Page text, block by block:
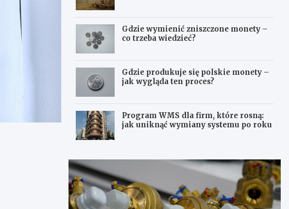
Gdzie wymienić zniszczone monety –
co trzeba wiedzieć?
Gdzie produkuje się polskie monety –
jak wygląda ten proces?
Program WMS dla firm, które rosną:
jak uniknąć wymiany systemu po roku